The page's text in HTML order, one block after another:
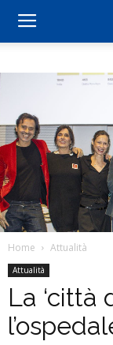
Home Attualità
Attualità
La ‘città